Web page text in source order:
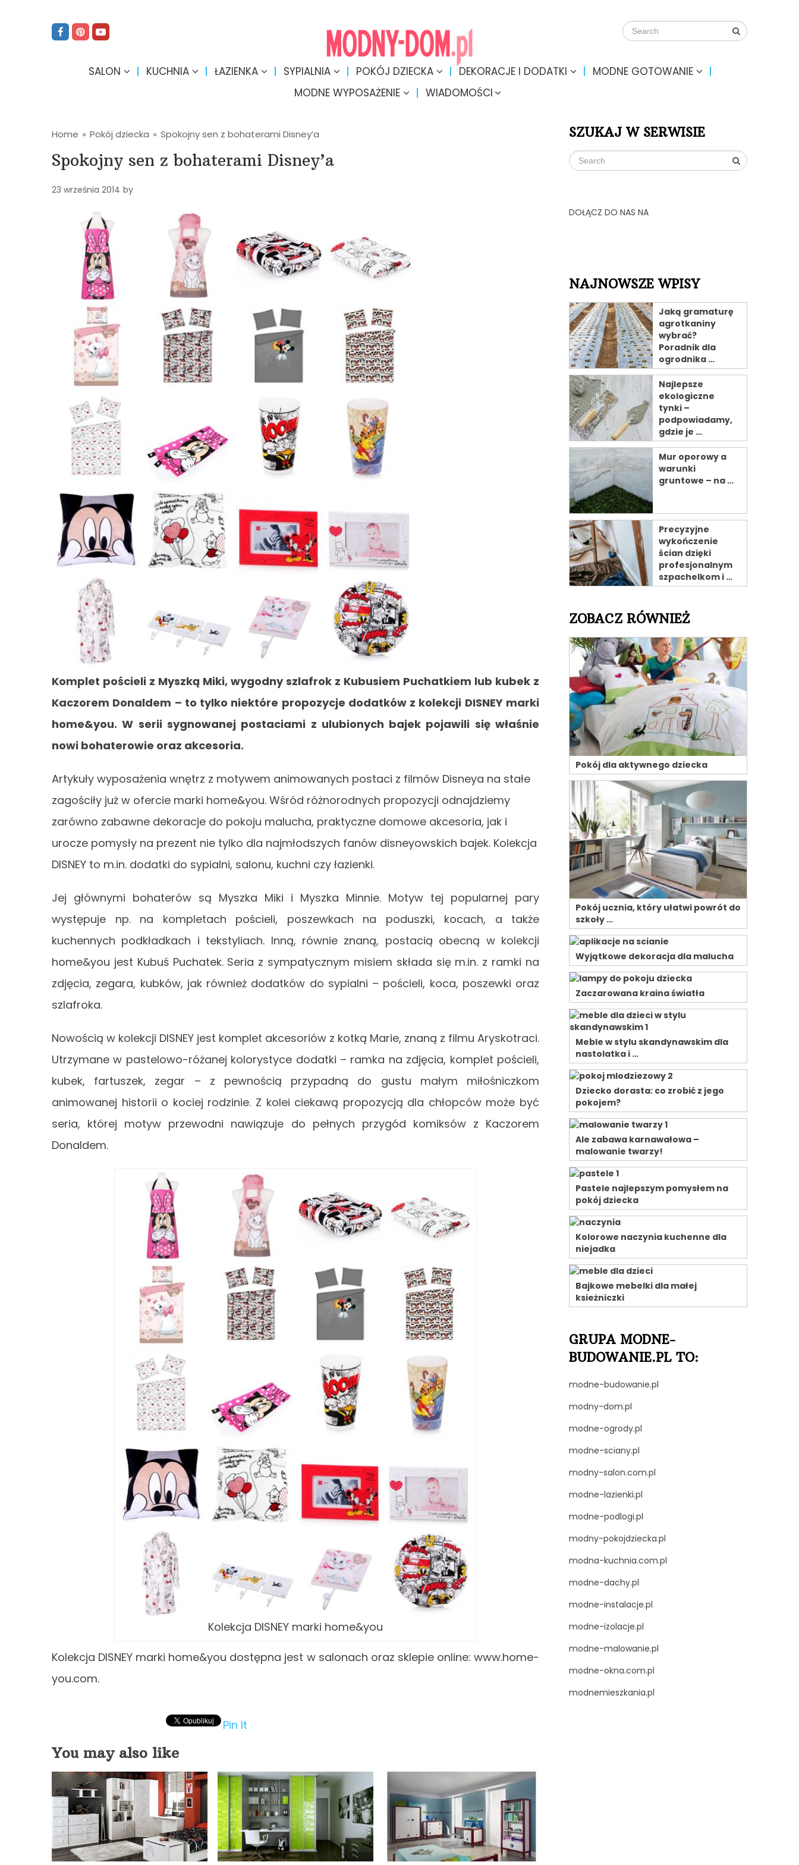
SALON KUCHNIA ŁAZIENKA SYPIALNIA POKÓJ DZIECKA DEKORACJE I DODATKI
MODNE GOTOWANIE
MODNE WYPOSAŻENIE
WIADOMOŚCI
Home » Pokój dziecka » Spokojny sen z bohaterami Disney’a
Spokojny sen z bohaterami Disney’a
23 września 2014 by
Komplet pościeli z Myszką Miki, wygodny szlafrok z Kubusiem Puchatkiem lub kubek z
Kaczorem Donaldem – to tylko niektóre propozycje dodatków z kolekcji DISNEY marki
home&you. W serii sygnowanej postaciami z ulubionych bajek pojawili się właśnie
nowi bohaterowie oraz akcesoria.
Artykuły wyposażenia wnętrz z motywem animowanych postaci z filmów Disneya na stałe
zagościły już w ofercie marki home&you. Wśród różnorodnych propozycji odnajdziemy
zarówno zabawne dekoracje do pokoju malucha, praktyczne domowe akcesoria, jak i
urocze pomysły na prezent nie tylko dla najmłodszych fanów disneyowskich bajek. Kolekcja
DISNEY to m.in. dodatki do sypialni, salonu, kuchni czy łazienki.
Jej głównymi bohaterów są Myszka Miki i Myszka Minnie. Motyw tej popularnej pary
występuje np. na kompletach pościeli, poszewkach na poduszki, kocach, a także
kuchennych podkładkach i tekstyliach. Inną, równie znaną, postacią obecną w kolekcji
home&you jest Kubuś Puchatek. Seria z sympatycznym misiem składa się m.in. z ramki na
zdjęcia, zegara, kubków, jak również dodatków do sypialni – pościeli, koca, poszewki oraz
szlafroka.
Nowością w kolekcji DISNEY jest komplet akcesoriów z kotką Marie, znaną z filmu Aryskotraci.
Utrzymane w pastelowo-różanej kolorystyce dodatki – ramka na zdjęcia, komplet pościeli,
kubek, fartuszek, zegar – z pewnością przypadną do gustu małym miłośniczkom
animowanej historii o kociej rodzinie. Z kolei ciekawą propozycją dla chłopców może być
seria, której motyw przewodni nawiązuje do pełnych przygód komiksów z Kaczorem
Donaldem.
Kolekcja DISNEY marki home&you
Kolekcja DISNEY marki home&you dostępna jest w salonach oraz sklepie online: www.home-
you.com.
Pin It
You may also like
SZUKAJ W SERWISIE
DOŁĄCZ DO NAS NA
NAJNOWSZE WPISY
Jaką gramaturę
agrotkaniny
wybrać?
Poradnik dla
ogrodnika …
Najlepsze
ekologiczne
tynki –
podpowiadamy,
gdzie je …
Mur oporowy a
warunki
gruntowe – na …
Precyzyjne
wykończenie
ścian dzięki
profesjonalnym
szpachelkom i …
ZOBACZ RÓWNIEŻ
Pokój dla aktywnego dziecka
Pokój ucznia, który ułatwi powrót do
szkoły …
Wyjątkowe dekoracja dla malucha
Zaczarowana kraina światła
Meble w stylu skandynawskim dla
nastolatka i …
Dziecko dorasta: co zrobić z jego
pokojem?
Ale zabawa karnawałowa –
malowanie twarzy!
Pastele najlepszym pomysłem na
pokój dziecka
Kolorowe naczynia kuchenne dla
niejadka
Bajkowe mebelki dla małej
ksieżniczki
GRUPA MODNE-
BUDOWANIE.PL TO:
modne-budowanie.pl
modny-dom.pl
modne-ogrody.pl
modne-sciany.pl
modny-salon.com.pl
modne-lazienki.pl
modne-podlogi.pl
modny-pokojdziecka.pl
modna-kuchnia.com.pl
modne-dachy.pl
modne-instalacje.pl
modne-izolacje.pl
modne-malowanie.pl
modne-okna.com.pl
modnemieszkania.pl